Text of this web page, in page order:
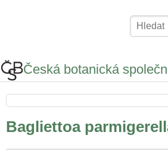
Hledat
Česká botanická
Bagliettoa